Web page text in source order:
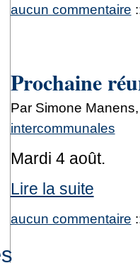
aucun commentaire
Prochaine
Par Simone
intercommunales
Mardi 4 août.
Lire la suite
aucun commentaire